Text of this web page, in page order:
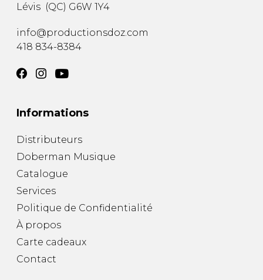
Lévis (QC) G6W 1Y4
info@productionsdoz.com
418 834-8384
Informations
Distributeurs
Doberman Musique
Catalogue
Services
Politique de Confidentialité
À propos
Carte cadeaux
Contact